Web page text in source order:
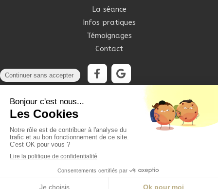
La séance
Infos pratiques
Témoignages
Contact
©2020 Ma Botiolà Sophrologie - Sophrologie
Mentions légales
Création et référencement du site par Simplébo
Ce site est parrainé par la
Chambre Syndicale de la Sophrologie